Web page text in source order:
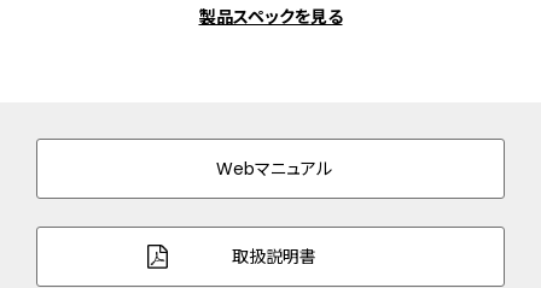
製品スペックを見る
Webマニュアル
取扱説明書